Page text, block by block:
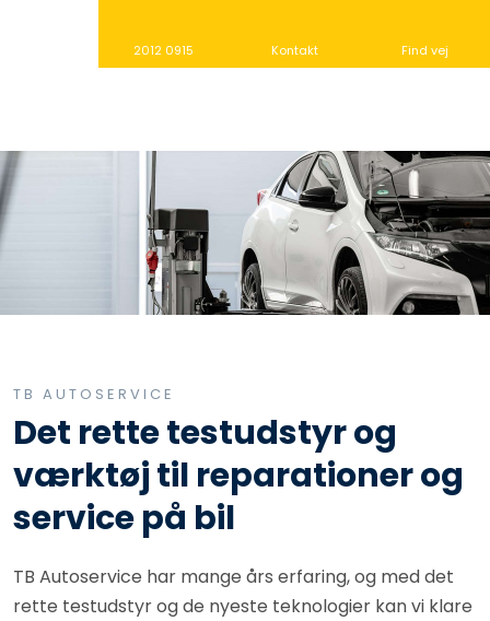
2012 0915 Kontakt Find vej
TB AUTOSERVICE​
Det rette testudstyr og
værktøj til reparationer og
service på bil
TB Autoservice har mange års erfaring, og med det
rette testudstyr og de nyeste teknologier kan vi klare